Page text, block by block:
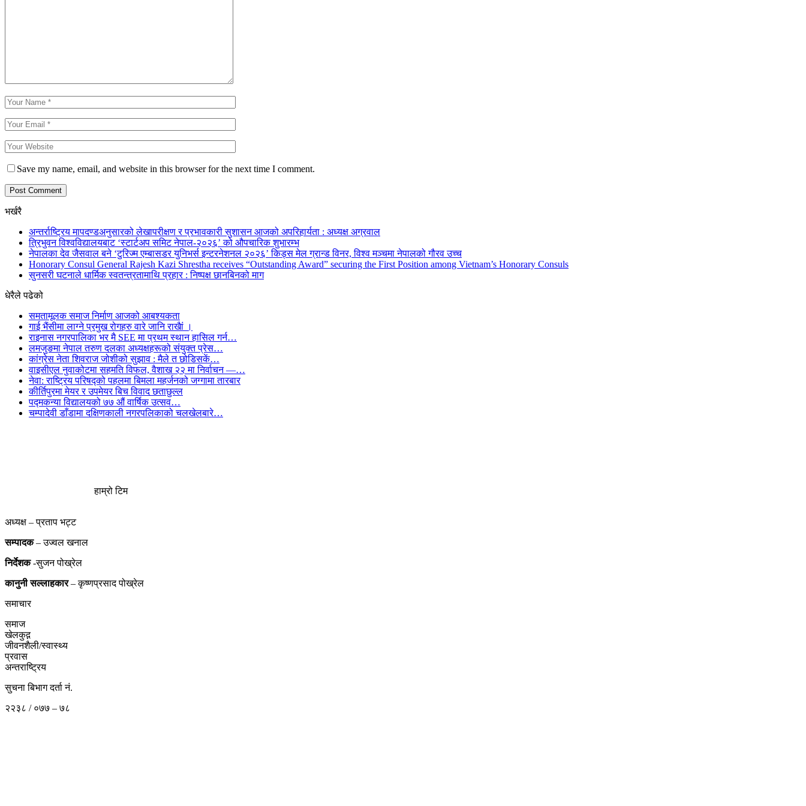
Save my name, email, and website in this browser for the next time I comment.
भर्खरै
अन्तर्राष्ट्रिय मापदण्डअनुसारको लेखापरीक्षण र प्रभावकारी सुशासन आजको अपरिहार्यता : अध्यक्ष अग्रवाल
त्रिभुवन विश्वविद्यालयबाट ‘स्टार्टअप समिट नेपाल-२०२६’ को औपचारिक शुभारम्भ
नेपालका देव जैसवाल बने ‘टुरिज्म एम्बासडर युनिभर्स इन्टरनेशनल २०२६’ किड्स मेल ग्रान्ड विनर, विश्व मञ्चमा नेपालको गौरव उच्च
Honorary Consul General Rajesh Kazi Shrestha receives “Outstanding Award” securing the First Position among Vietnam’s Honorary Consuls
सुनसरी घटनाले धार्मिक स्वतन्त्रतामाथि प्रहार : निष्पक्ष छानबिनको माग
धेरैले पढेको
समतामूलक समाज निर्माण आजको आबश्यकता
गाई भैंसीमा लाग्ने प्रमुख रोगहरु वारे जानि राखैां ।
राइनास नगरपालिका भर मै SEE मा प्रथम स्थान हासिल गर्न…
लमजुङमा नेपाल तरुण दलका अध्यक्षहरूको संयुक्त प्रेस…
कांग्रेस नेता शिवराज जोशीको सुझाव : मैले त छोडिसकें…
वाइसीएल नुवाकोटमा सहमति विफल, वैशाख २२ मा निर्वाचन —…
नेवा: राष्ट्रिय परिषद्को पहलमा बिमला महर्जनको जग्गामा तारबार
कीर्तिपुरमा मेयर र उपमेयर बिच विवाद छताछुल्ल
पद्मकन्या विद्यालयको ७७ औं ‌‌वार्षिक ‌उत्सव…
चम्पादेवी डाँडामा दक्षिणकाली नगरपलिकाको चलखेलबारे…
हाम्रो टिम
अध्यक्ष – प्रताप भट्ट
सम्पादक– उज्वल खनाल
निर्देशक-सुजन पोख्रेल
कानुनी सल्लाहकार– कृष्णप्रसाद पोख्रेल
समाचार
समाज
खेलकुद़़
जीवनशैली/स्वास्थ्य
प्रवास
अन्तराष्ट्रिय
सुचना बिभाग दर्ता नं.
२२३८ / ०७७ – ७८